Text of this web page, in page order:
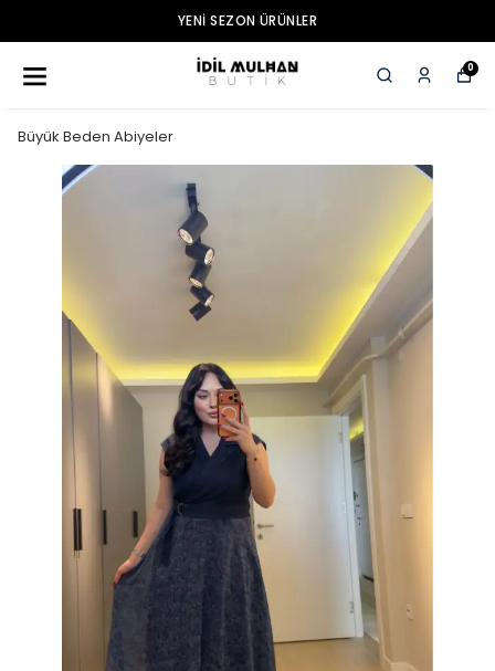
YENI SEZON ÜRÜNLER
0
Büyük Beden Abiyeler